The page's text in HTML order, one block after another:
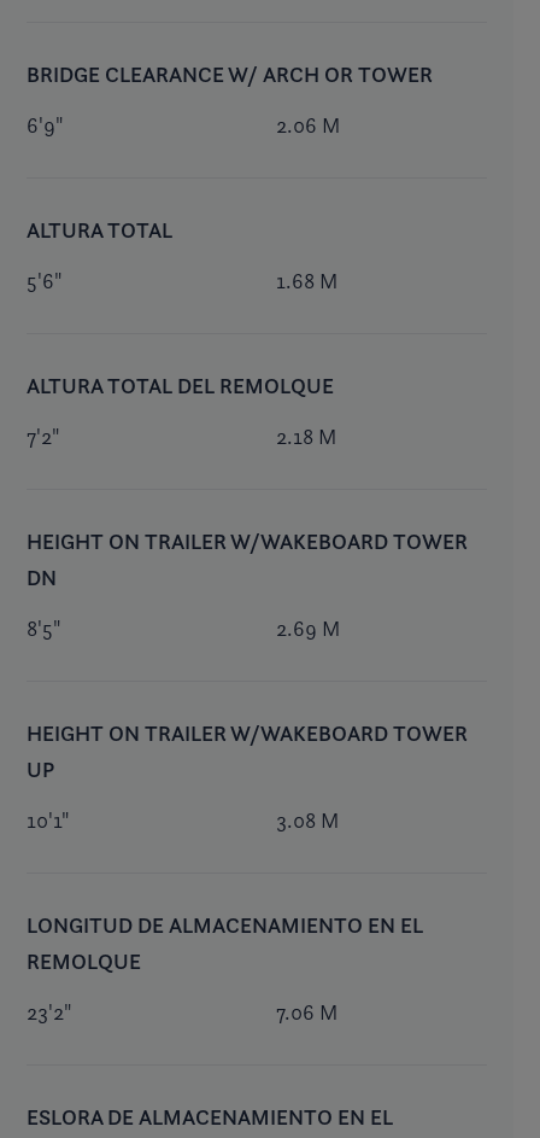
BRIDGE CLEARANCE W/ ARCH OR TOWER
6'9" 2.06 M
ALTURA TOTAL
5'6" 1.68 M
ALTURA TOTAL DEL REMOLQUE
7'2" 2.18 M
HEIGHT ON TRAILER W/WAKEBOARD TOWER
DN
8'5" 2.69 M
HEIGHT ON TRAILER W/WAKEBOARD TOWER
UP
10'1" 3.08 M
LONGITUD DE ALMACENAMIENTO EN EL
REMOLQUE
23'2" 7.06 M
ESLORA DE ALMACENAMIENTO EN EL